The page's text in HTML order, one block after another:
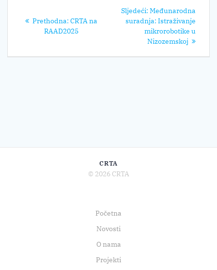
objava
Prethodna: Prethodni
post:
CRTA na
RAAD2025
Sljedeći: Sljedeći
post:
Međunarodna
suradnja: Istraživanje
mikrorobotike u
Nizozemskoj
CRTA
© 2026 CRTA
Početna
Novosti
O nama
Projekti